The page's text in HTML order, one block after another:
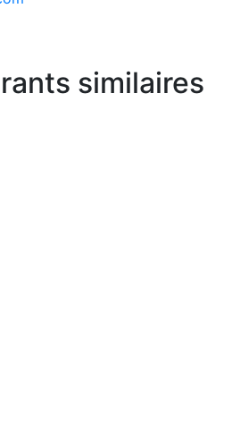
similaires